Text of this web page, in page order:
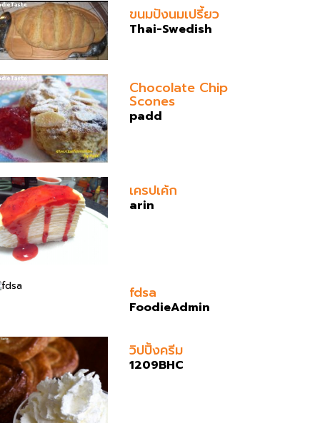
ขนมปังนมเปรี้ยว
Thai-Swedish
Chocolate Chip
Scones
padd
เครปเค้ก
arin
fdsa
FoodieAdmin
วิปปิ้งครีม
1209BHC